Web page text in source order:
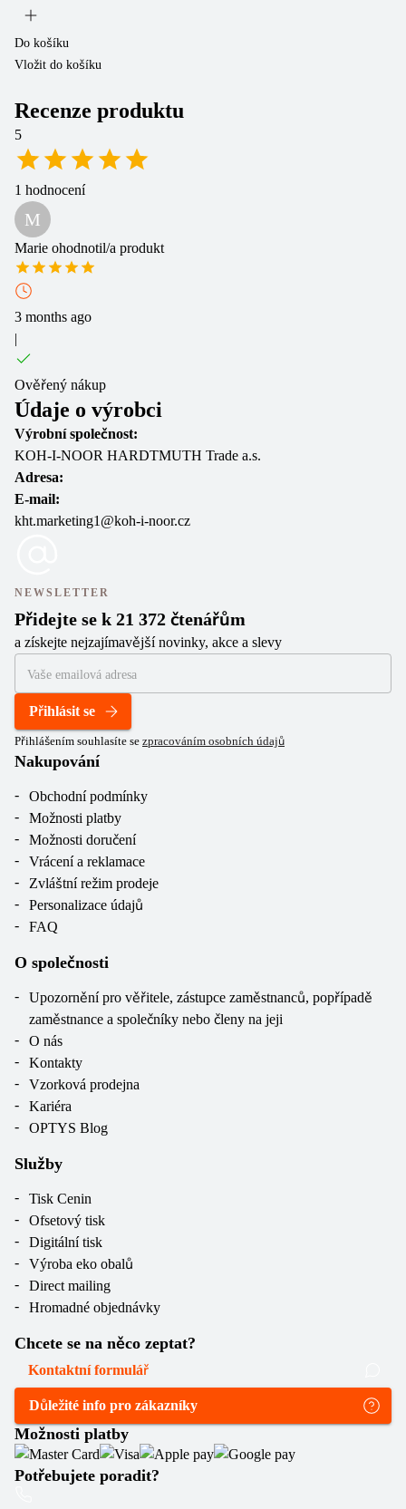
Do košíku
Vložit do košíku
Recenze produktu
5
1 hodnocení
M
Marie ohodnotil/a produkt
3 months ago
|
Ověřený nákup
Údaje o výrobci
Výrobní společnost:
KOH-I-NOOR HARDTMUTH Trade a.s.
Adresa:
E-mail:
kht.marketing1@koh-i-noor.cz
NEWSLETTER
Přidejte se k 21 372 čtenářům
a získejte nejzajímavější novinky, akce a slevy
Přihlásit se
Přihlášením souhlasíte se zpracováním osobních údajů
Nakupování
Obchodní podmínky
Možnosti platby
Možnosti doručení
Vrácení a reklamace
Zvláštní režim prodeje
Personalizace údajů
FAQ
O společnosti
Upozornění pro věřitele, zástupce zaměstnanců, popřípadě
zaměstnance a společníky nebo členy na jeji
O nás
Kontakty
Vzorková prodejna
Kariéra
OPTYS Blog
Služby
Tisk Cenin
Ofsetový tisk
Digitální tisk
Výroba eko obalů
Direct mailing
Hromadné objednávky
Chcete se na něco zeptat?
Kontaktní formulář
Důležité info pro zákazníky
Možnosti platby
Potřebujete poradit?